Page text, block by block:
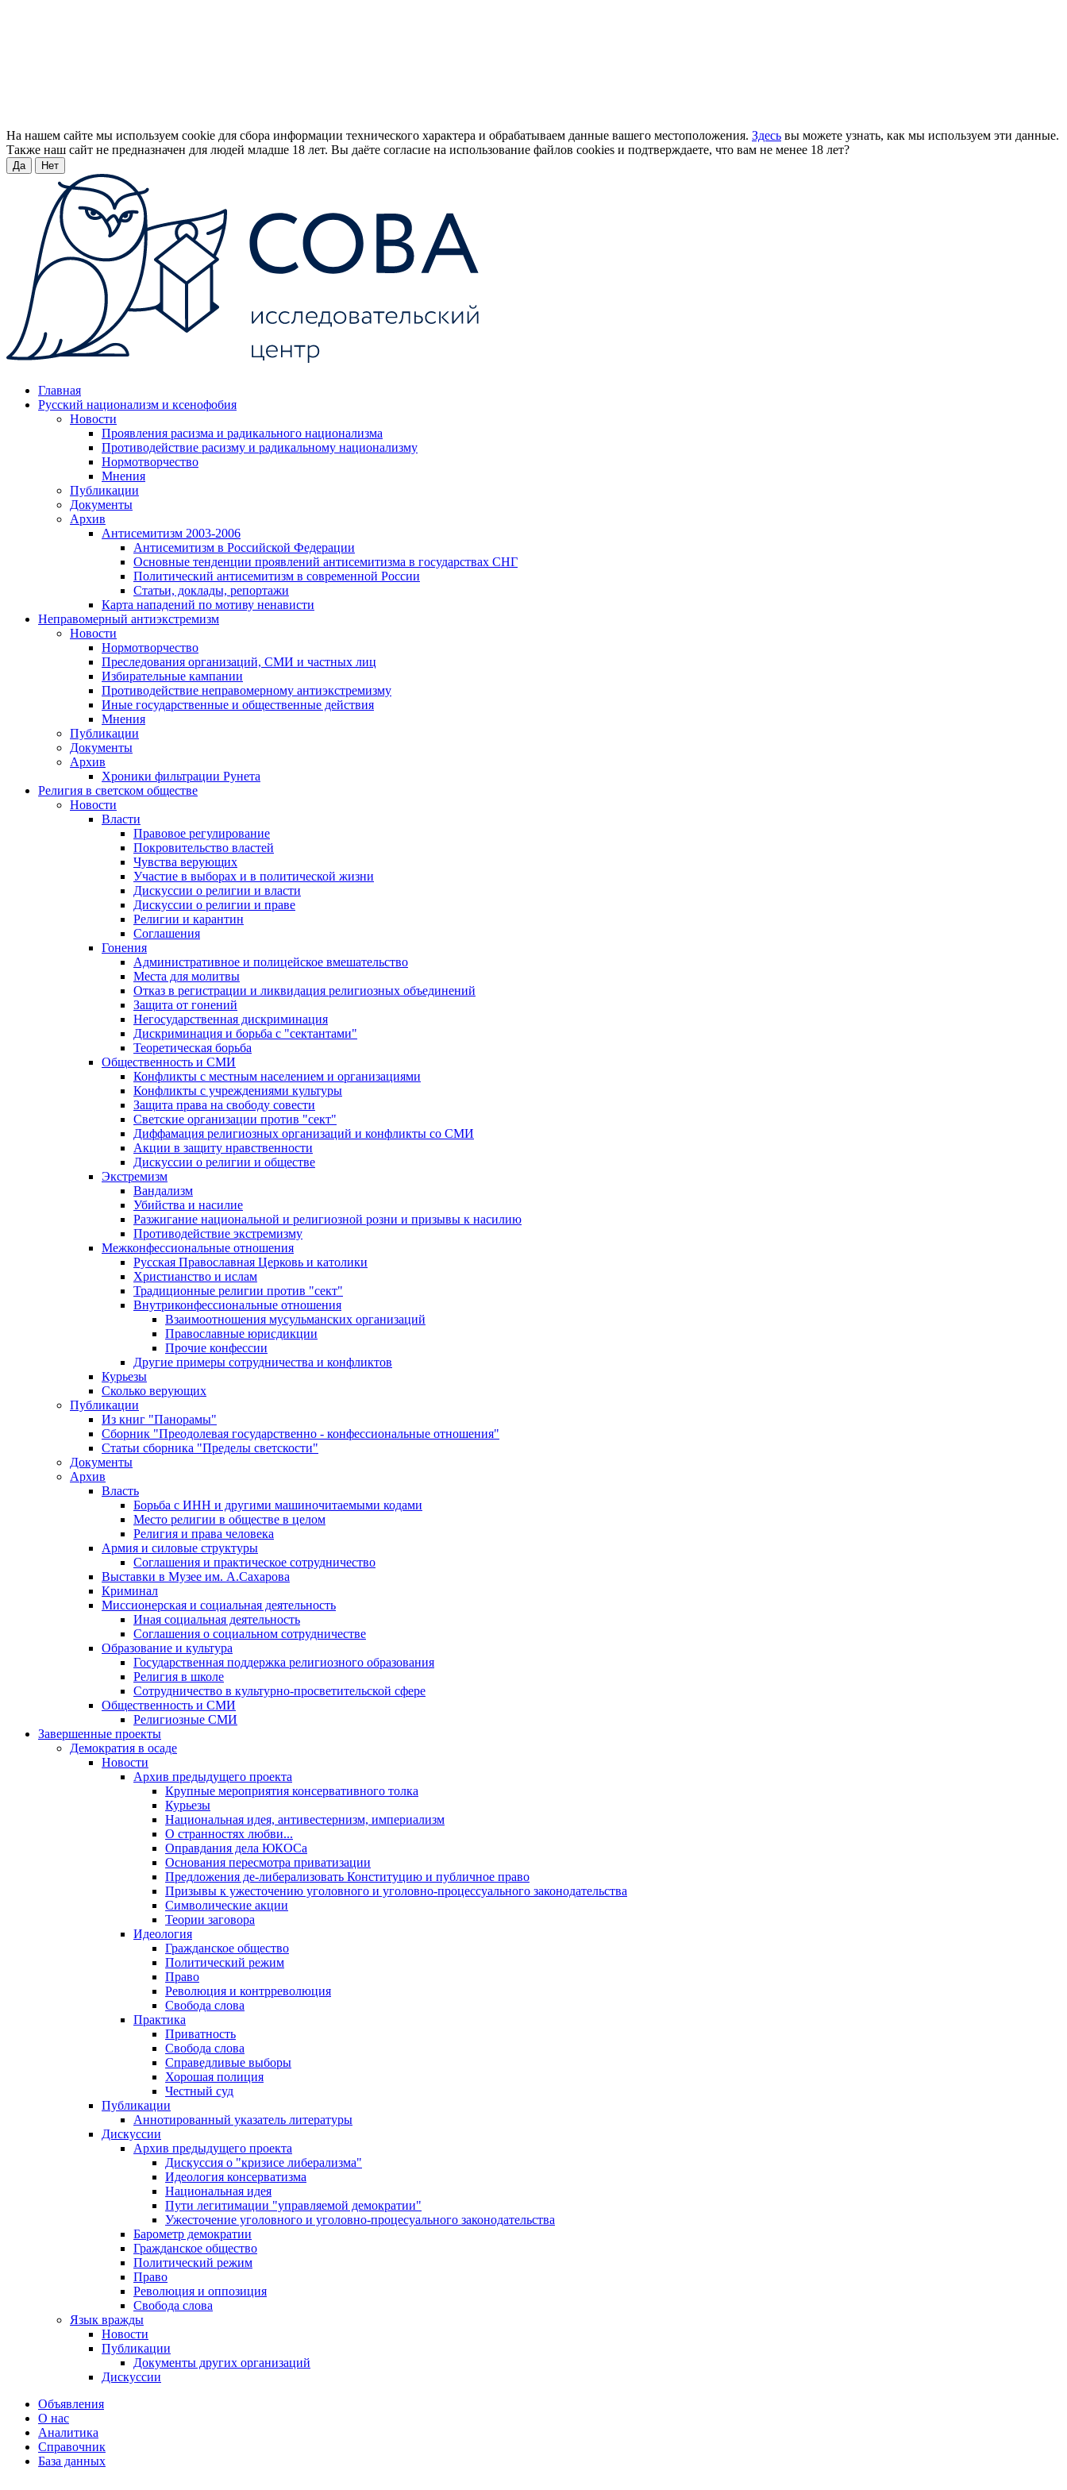
На нашем сайте мы используем cookie для сбора информации технического характера и обрабатываем данные вашего местоположения. Здесь вы можете узнать, как мы используем эти данные.
Также наш сайт не предназначен для людей младше 18 лет. Вы даёте согласие на использование файлов cookies и подтверждаете, что вам не менее 18 лет?
Да Нет
Главная
Русский национализм и ксенофобия
Новости
Проявления расизма и радикального национализма
Противодействие расизму и радикальному национализму
Нормотворчество
Мнения
Публикации
Документы
Архив
Антисемитизм 2003-2006
Антисемитизм в Российской Федерации
Основные тенденции проявлений антисемитизма в государствах СНГ
Политический антисемитизм в современной России
Статьи, доклады, репортажи
Карта нападений по мотиву ненависти
Неправомерный антиэкстремизм
Новости
Нормотворчество
Преследования организаций, СМИ и частных лиц
Избирательные кампании
Противодействие неправомерному антиэкстремизму
Иные государственные и общественные действия
Мнения
Публикации
Документы
Архив
Хроники фильтрации Рунета
Религия в светском обществе
Новости
Власти
Правовое регулирование
Покровительство властей
Чувства верующих
Участие в выборах и в политической жизни
Дискуссии о религии и власти
Дискуссии о религии и праве
Религии и карантин
Соглашения
Гонения
Административное и полицейское вмешательство
Места для молитвы
Отказ в регистрации и ликвидация религиозных объединений
Защита от гонений
Негосударственная дискриминация
Дискриминация и борьба с "сектантами"
Теоретическая борьба
Общественность и СМИ
Конфликты с местным населением и организациями
Конфликты с учреждениями культуры
Защита права на свободу совести
Светские организации против "сект"
Диффамация религиозных организаций и конфликты со СМИ
Акции в защиту нравственности
Дискуссии о религии и обществе
Экстремизм
Вандализм
Убийства и насилие
Разжигание национальной и религиозной розни и призывы к насилию
Противодействие экстремизму
Межконфессиональные отношения
Русская Православная Церковь и католики
Христианство и ислам
Традиционные религии против "сект"
Внутриконфессиональные отношения
Взаимоотношения мусульманских организаций
Православные юрисдикции
Прочие конфессии
Другие примеры сотрудничества и конфликтов
Курьезы
Сколько верующих
Публикации
Из книг "Панорамы"
Сборник "Преодолевая государственно - конфессиональные отношения"
Статьи сборника "Пределы светскости"
Документы
Архив
Власть
Борьба с ИНН и другими машиночитаемыми кодами
Место религии в обществе в целом
Религия и права человека
Армия и силовые структуры
Соглашения и практическое сотрудничество
Выставки в Музее им. А.Сахарова
Криминал
Миссионерская и социальная деятельность
Иная социальная деятельность
Соглашения о социальном сотрудничестве
Образование и культура
Государственная поддержка религиозного образования
Религия в школе
Сотрудничество в культурно-просветительской сфере
Общественность и СМИ
Религиозные СМИ
Завершенные проекты
Демократия в осаде
Новости
Архив предыдущего проекта
Крупные мероприятия консервативного толка
Курьезы
Национальная идея, антивестернизм, империализм
О странностях любви...
Оправдания дела ЮКОСа
Основания пересмотра приватизации
Предложения де-либерализовать Конституцию и публичное право
Призывы к ужесточению уголовного и уголовно-процессуального законодательства
Символические акции
Теории заговора
Идеология
Гражданское общество
Политический режим
Право
Революция и контрреволюция
Свобода слова
Практика
Приватность
Свобода слова
Справедливые выборы
Хорошая полиция
Честный суд
Публикации
Аннотированный указатель литературы
Дискуссии
Архив предыдущего проекта
Дискуссия о "кризисе либерализма"
Идеология консерватизма
Национальная идея
Пути легитимации "управляемой демократии"
Ужесточение уголовного и уголовно-процесуального законодательства
Барометр демократии
Гражданское общество
Политический режим
Право
Революция и оппозиция
Свобода слова
Язык вражды
Новости
Публикации
Документы других организаций
Дискуссии
Объявления
О нас
Аналитика
Справочник
База данных